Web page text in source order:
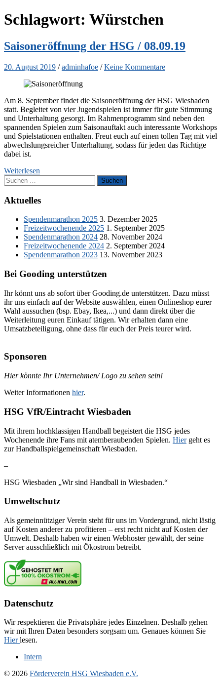
Schlagwort: Würstchen
Saisoneröffnung der HSG / 08.09.19
20. August 2019 /adminhafoe /Keine Kommentare
Am 8. September findet die Saisoneröffnung der HSG Wiesbaden
statt. Begleitet von vier Jugendspielen ist immer für gute Stimmung
und Unterhaltung gesorgt. Im Rahmenprogramm sind neben den
spannenden Spielen zum Saisonauftakt auch interessante Workshops
und Spielstationen enthalten. Freut euch auf einen tollen Tag mit viel
abwechslungsreicher Unterhaltung, sodass für jeden das Richtige
dabei ist.
Weiterlesen
Suchen
nach:
Aktuelles
Spendenmarathon 2025 3. Dezember 2025
Freizeitwochenende 2025 1. September 2025
Spendenmarathon 2024 28. November 2024
Freizeitwochenende 2024 2. September 2024
Spendenmarathon 2023 13. November 2023
Bei Gooding unterstützen
Ihr könnt uns ab sofort über Gooding.de unterstützen. Dazu müsst
ihr uns einfach auf der Website auswählen, einen Onlineshop eurer
Wahl aussuchen (bsp. Ebay, Ikea,...) und dann direkt über die
Weiterleitung euren Einkauf tätigen. Wir erhalten dann eine
Umsatzbeteiligung, ohne dass für euch der Preis teurer wird.
Sponsoren
Hier könnte Ihr Unternehmen/ Logo zu sehen sein!
Weiter Informationen hier.
HSG VfR/Eintracht Wiesbaden
Mit ihrem hochklassigen Handball begeistert die HSG jedes
Wochenende ihre Fans mit atemberaubenden Spielen. Hiergeht es
zur Handballspielgemeinschaft Wiesbaden.
–
HSG Wiesbaden „Wir sind Handball in Wiesbaden.“
Umweltschutz
Als gemeinnütziger Verein steht für uns im Vordergrund, nicht lästig
auf Kosten anderer zu profitieren – erst recht nicht auf Kosten der
Umwelt. Deshalb haben wir einen Webhoster gewählt, der seine
Server ausschließlich mit Ökostrom betreibt.
Datenschutz
Wir respektieren die Privatsphäre jedes Einzelnen. Deshalb gehen
wir mit Ihren Daten besonders sorgsam um. Genaues können Sie
Hierlesen.
Intern
© 2026 Förderverein HSG Wiesbaden e.V.